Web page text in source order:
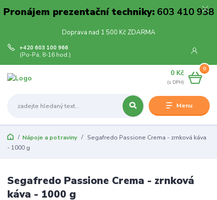
Pronájem prezentační techniky:603 410 938
Doprava nad 1 500 Kč ZDARMA
Menu
+420 603 100 966
(Po-Pá, 8-16 hod.)
0
0 Kč
Nápoje a potraviny
Segafredo Passione Crema - zrnková káva
- 1000 g
Segafredo Passione Crema - zrnková
káva - 1000 g